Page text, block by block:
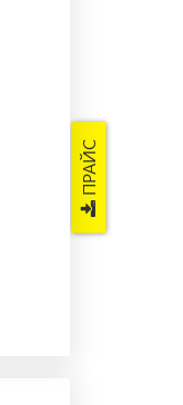
ПРАЙС